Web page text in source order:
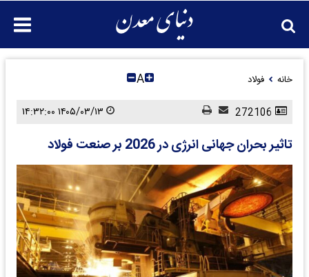
خانه فولاد A
تاثیر بحران جهانی انرژی در 2026 بر صنعت فولاد